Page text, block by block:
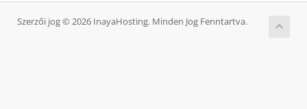
Szerzői jog © 2026 InayaHosting. Minden Jog Fenntartva.